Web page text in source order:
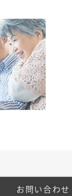
お問い合わせ